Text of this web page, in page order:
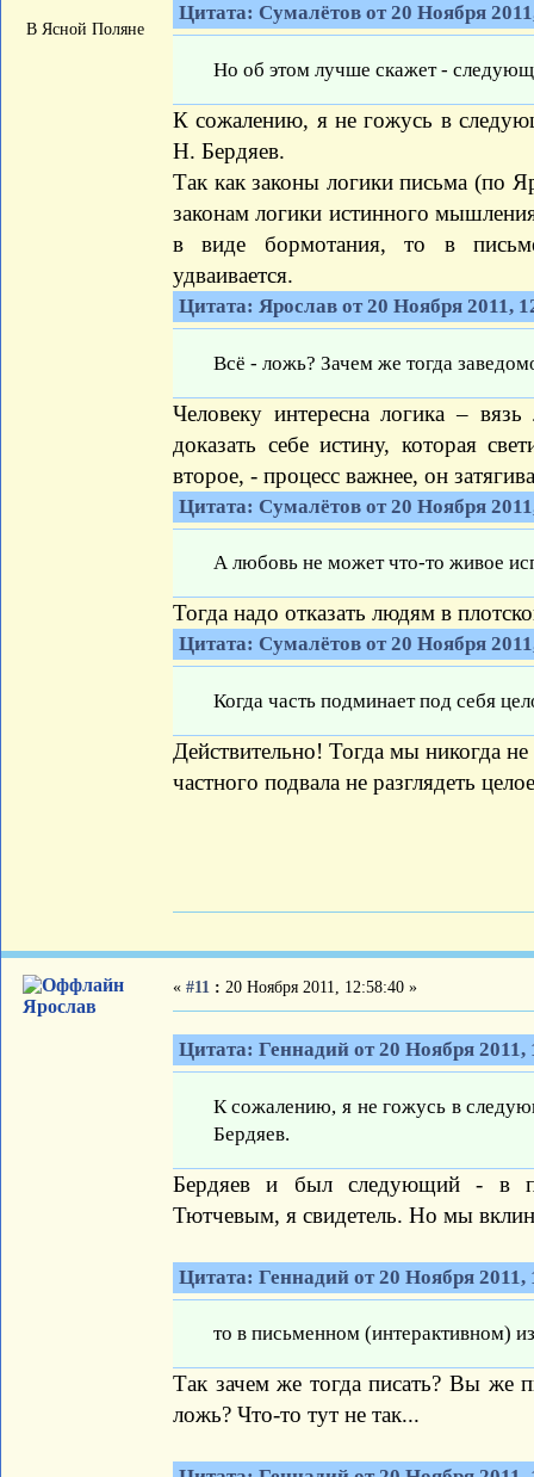
В Ясной Поляне
Цитата: Сумалётов от 20 Ноября
Но об этом лучше скажет -
К сожалению, я не гожусь в
Н. Бердяев.
Так как законы логики письма (по
законам логики истинного
в виде бормотания, то в
удваивается.
Цитата: Ярослав от 20 Ноября 2011,
Всё - ложь? Зачем же тогда
Человеку интересна логика –
доказать себе истину, которая
второе, - процесс важнее, он
Цитата: Сумалётов от 20 Ноября
А любовь не может что-то живое
Тогда надо отказать людям в
Цитата: Сумалётов от 20 Ноября
Когда часть подминает под себя
Действительно! Тогда мы никогда
частного подвала не разглядеть
Ярослав
« #11 : 20 Ноября 2011, 12:58:40 »
Цитата: Геннадий от 20 Ноября 2011,
К сожалению, я не гожусь в
Бердяев.
Бердяев и был следующий - в
Тютчевым, я свидетель. Но мы
Цитата: Геннадий от 20 Ноября 2011,
то в письменном (интерактивном)
Так зачем же тогда писать? Вы же
ложь? Что-то тут не так...